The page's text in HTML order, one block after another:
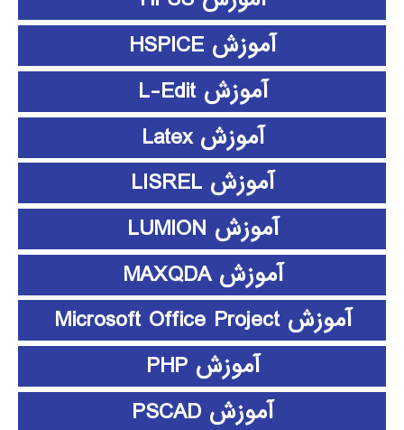
آموزش HSPICE
آموزش L-Edit
آموزش Latex
آموزش LISREL
آموزش LUMION
آموزش MAXQDA
آموزش Microsoft Office Project
آموزش PHP
آموزش PSCAD